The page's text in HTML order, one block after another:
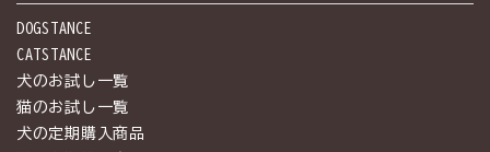
DOGSTANCE
CATSTANCE
犬のお試し一覧
猫のお試し一覧
犬の定期購入商品